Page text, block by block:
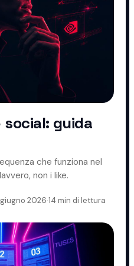
guida
che funziona nel
non i like.
2026·14 min di lettura